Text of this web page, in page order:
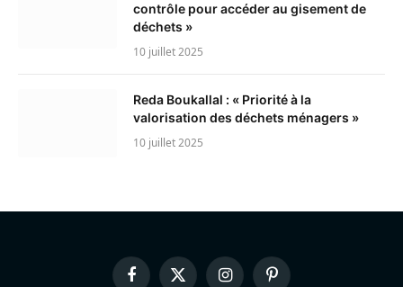
contrôle pour accéder au gisement de
déchets »
10 juillet 2025
Reda Boukallal : « Priorité à la
valorisation des déchets ménagers »
10 juillet 2025
FacebookX InstagramPinterest